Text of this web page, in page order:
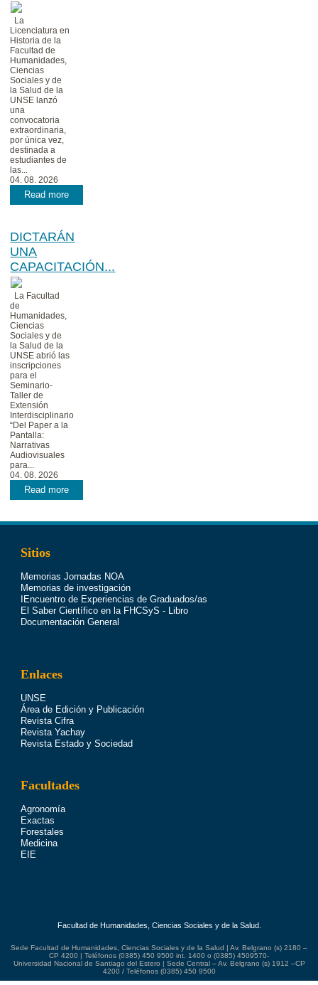
La
Licenciatura en
Historia de la
Facultad de
Humanidades,
Ciencias
Sociales y de
la Salud de la
UNSE lanzó
una
convocatoria
extraordinaria,
por única vez,
destinada a
estudiantes de
las...
04. 08. 2026
Read more
DICTARÁN
UNA
CAPACITACIÓN...
La Facultad
de
Humanidades,
Ciencias
Sociales y de
la Salud de la
UNSE abrió las
inscripciones
para el
Seminario-
Taller de
Extensión
Interdisciplinario
“Del Paper a la
Pantalla:
Narrativas
Audiovisuales
para...
04. 08. 2026
Read more
Sitios
Memorias Jornadas NOA
Memorias de investigación
IEncuentro de Experiencias de Graduados/as
El Saber Científico en la FHCSyS - Libro
Documentación General
Enlaces
UNSE
Área de Edición y Publicación
Revista Cifra
Revista Yachay
Revista Estado y Sociedad
Facultades
Agronomía
Exactas
Forestales
Medicina
EIE
Facultad de Humanidades, Ciencias Sociales y de la Salud.
Sede Facultad de Humanidades, Ciencias Sociales y de la Salud | Av. Belgrano (s) 2180 –
CP 4200 | Teléfonos (0385) 450 9500 int. 1400 o (0385) 4509570-
Universidad Nacional de Santiago del Estero | Sede Central – Av. Belgrano (s) 1912 –CP
4200 / Teléfonos (0385) 450 9500